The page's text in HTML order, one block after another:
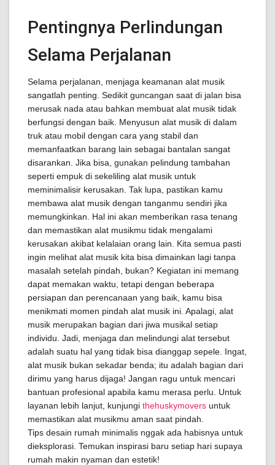
Pentingnya Perlindungan
Selama Perjalanan
Selama perjalanan, menjaga keamanan alat musik
sangatlah penting. Sedikit guncangan saat di jalan bisa
merusak nada atau bahkan membuat alat musik tidak
berfungsi dengan baik. Menyusun alat musik di dalam
truk atau mobil dengan cara yang stabil dan
memanfaatkan barang lain sebagai bantalan sangat
disarankan. Jika bisa, gunakan pelindung tambahan
seperti empuk di sekeliling alat musik untuk
meminimalisir kerusakan. Tak lupa, pastikan kamu
membawa alat musik dengan tanganmu sendiri jika
memungkinkan. Hal ini akan memberikan rasa tenang
dan memastikan alat musikmu tidak mengalami
kerusakan akibat kelalaian orang lain. Kita semua pasti
ingin melihat alat musik kita bisa dimainkan lagi tanpa
masalah setelah pindah, bukan? Kegiatan ini memang
dapat memakan waktu, tetapi dengan beberapa
persiapan dan perencanaan yang baik, kamu bisa
menikmati momen pindah alat musik ini. Apalagi, alat
musik merupakan bagian dari jiwa musikal setiap
individu. Jadi, menjaga dan melindungi alat tersebut
adalah suatu hal yang tidak bisa dianggap sepele. Ingat,
alat musik bukan sekadar benda; itu adalah bagian dari
dirimu yang harus dijaga! Jangan ragu untuk mencari
bantuan profesional apabila kamu merasa perlu. Untuk
layanan lebih lanjut, kunjungi thehuskymovers untuk
memastikan alat musikmu aman saat pindah.
Tips desain rumah minimalis nggak ada habisnya untuk
dieksplorasi. Temukan inspirasi baru setiap hari supaya
rumah makin nyaman dan estetik!